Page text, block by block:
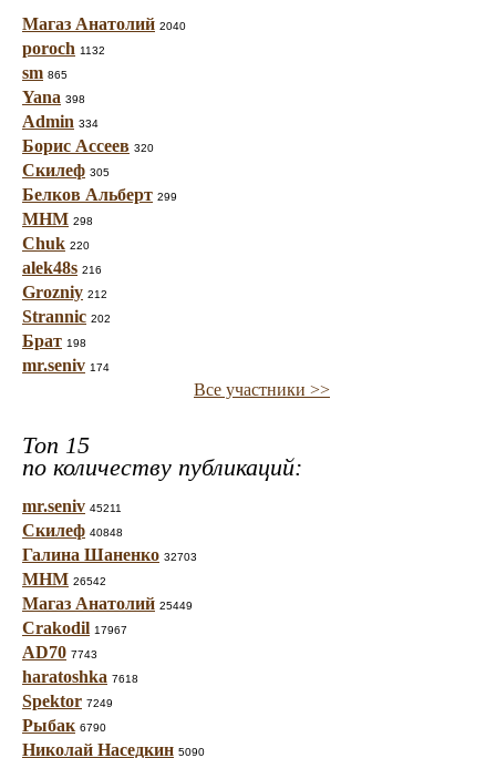
Магаз Анатолий 2040
poroch 1132
sm 865
Yana 398
Admin 334
Борис Ассеев 320
Скилеф 305
Белков Альберт 299
МНМ 298
Chuk 220
alek48s 216
Grozniy 212
Strannic 202
Брат 198
mr.seniv 174
Все участники >>
Топ 15
по количеству публикаций:
mr.seniv 45211
Скилеф 40848
Галина Шаненко 32703
МНМ 26542
Магаз Анатолий 25449
Crakodil 17967
AD70 7743
haratoshka 7618
Spektor 7249
Рыбак 6790
Николай Наседкин 5090